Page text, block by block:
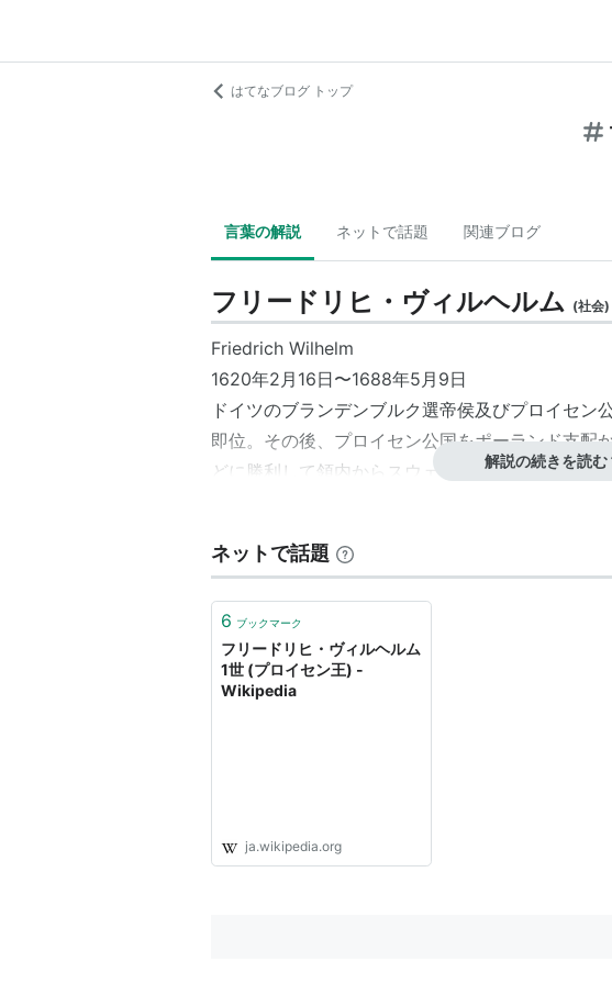
はてなブログ トップ
言葉の解説 ネットで話題 関連ブログ
フリードリヒ・ヴィルヘルム (社会)
Friedrich Wilhelm
1620年2月16日〜1688年5月9日
ドイツのブランデンブルク選帝侯及びプロイセン
即位。その後、 プロイセン公国をポーランド支配
どに勝利して領内からスウェーデン勢力を駆逐した
解説の続きを読む
ネットで話題
6 ブックマーク
フリードリヒ・ヴィルヘルム
1世 (プロイセン王) -
Wikipedia
ja.wikipedia.org